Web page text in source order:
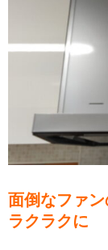
面倒なファ
ラクラクに